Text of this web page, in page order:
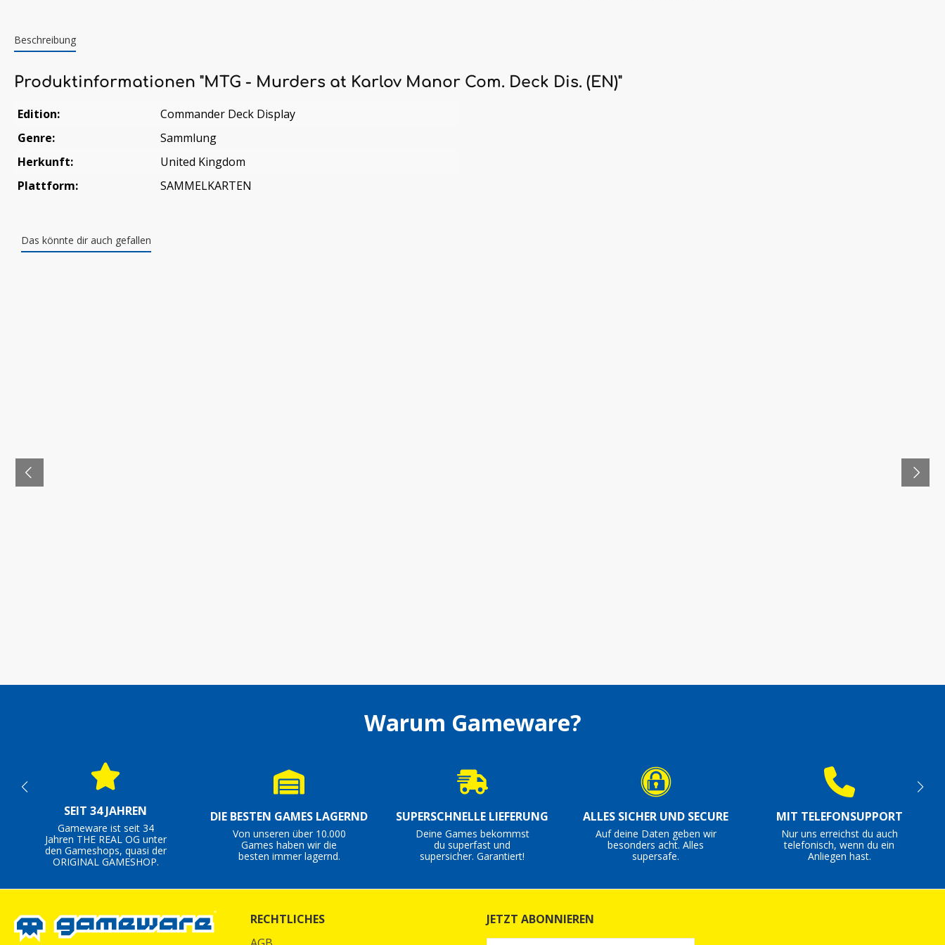
Beschreibung
Produktinformationen "MTG - Murders at Karlov Manor Com. Deck Dis. (EN)"
Edition:
Commander Deck Display
Genre:
Sammlung
Herkunft:
United Kingdom
Plattform:
SAMMELKARTEN
Das könnte dir auch gefallen
Warum Gameware?
SEIT 34 JAHREN
Gameware ist seit 34
Jahren THE REAL OG unter
den Gameshops, quasi der
ORIGINAL GAMESHOP.
DIE BESTEN GAMES LAGERND
Von unseren über 10.000
Games haben wir die
besten immer lagernd.
SUPERSCHNELLE LIEFERUNG
Deine Games bekommst
du superfast und
supersicher. Garantiert!
ALLES SICHER UND SECURE
Auf deine Daten geben wir
besonders acht. Alles
supersafe.
MIT TELEFONSUPPORT
Nur uns erreichst du auch
telefonisch, wenn du ein
Anliegen hast.
RECHTLICHES
JETZT ABONNIEREN